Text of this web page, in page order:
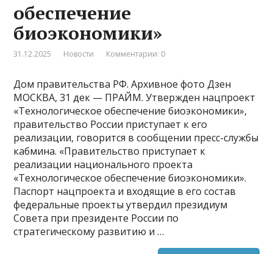
обеспечение
биоэкономики»
31.12.2025 Новости Комментарии: 0
Дом правительства РФ. Архивное фото Дзен
МОСКВА, 31 дек — ПРАЙМ. Утвержден нацпроект
«Технологическое обеспечение биоэкономики»,
правительство России приступает к его
реализации, говорится в сообщении пресс-службы
кабмина. «Правительство приступает к
реализации национального проекта
«Технологическое обеспечение биоэкономики».
Паспорт нацпроекта и входящие в его состав
федеральные проекты утвердил президиум
Совета при президенте России по
стратегическому развитию и …